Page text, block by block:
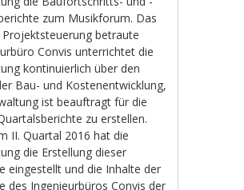
zum Musikforum. Das
betraute
Convis unterrichtet die
kontinuierlich über den
Bau- und Kostenentwicklung,
ist beauftragt für die
zu erstellen.
II. Quartal 2016 hat die
die Erstellung dieser
eingestellt und die Inhalte der
des Ingenieurbüros Convis der